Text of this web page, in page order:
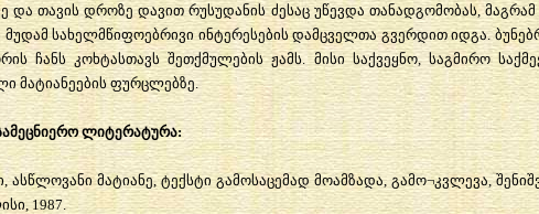
და თავის დროზე დავით რუსუდანის ძესაც უწევდა თანადგომობას,მაგრამ
მუდამ სახელმწიფოებრივი ინტერესების დამცველთა გვერდით იდგა.
ჩანს კოხტასთავს შეთქმულების ჟამს . მისი საქვეყნო,საგმირო
მატიანეების ფურცლებზე.
ლიტერატურა:
,ასწლოვანი მატიანე, ტექსტი გამოსაცემად მოამზადა, გამო¬კვლევა,
, 1987.